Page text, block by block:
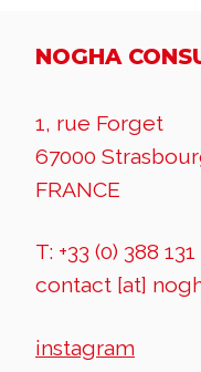
NOGHA
1, rue Forget
67000
FRANCE
T: +33 (0) 388
contact [at]
instagram